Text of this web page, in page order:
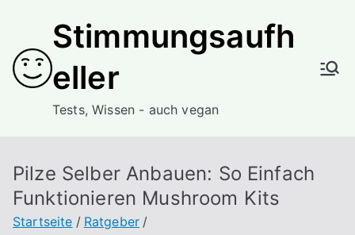
springen Stimmungsaufh
eller
Tests, Wissen - auch vegan
Pilze Selber Anbauen: So Einfach
Funktionieren Mushroom Kits
Startseite
Ratgeber